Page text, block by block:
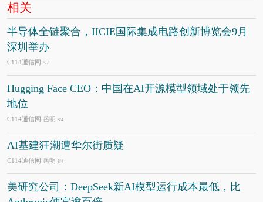
相关
半导体全链聚合，IICIE国际集成电路创新博览会9月
深圳举办
C114通信网 8/7
Hugging Face CEO：中国在AI开源模型领域处于领先
地位
C114通信网 岳明 8/4
AI基建狂潮遭华尔街质疑
C114通信网 岳明 8/4
美研究公司：DeepSeek新AI模型运行成本最低，比